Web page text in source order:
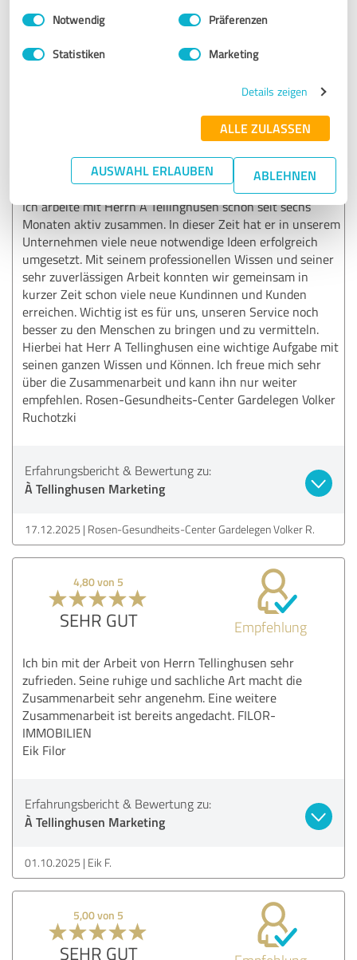
Impressum Datenschutzbestimmungen
Einwilligungsauswahl
Notwendig Präferenzen
Statistiken Marketing
Details zeigen
ALLE ZULASSEN
AUSWAHL ERLAUBEN ABLEHNEN
Erfahrungsbericht & Bewertung zu:
À Tellinghusen Marketing
SEHR GUT Empfehlung
Ich arbeite mit Herrn A Tellinghusen schon seit sechs
Monaten aktiv zusammen. In dieser Zeit hat er in unserem
Unternehmen viele neue notwendige Ideen erfolgreich
umgesetzt. Mit seinem professionellen Wissen und seiner
sehr zuverlässigen Arbeit konnten wir gemeinsam in
kurzer Zeit schon viele neue Kundinnen und Kunden
erreichen. Wichtig ist es für uns, unseren Service noch
besser zu den Menschen zu bringen und zu vermitteln.
Hierbei hat Herr A Tellinghusen eine wichtige Aufgabe mit
seinen ganzen Wissen und Können. Ich freue mich sehr
über die Zusammenarbeit und kann ihn nur weiter
empfehlen. Rosen-Gesundheits-Center Gardelegen Volker
Ruchotzki
Erfahrungsbericht & Bewertung zu:
À Tellinghusen Marketing
17.12.2025 Rosen-Gesundheits-Center Gardelegen Volker R.
4,80 von 5
SEHR GUT Empfehlung
Ich bin mit der Arbeit von Herrn Tellinghusen sehr
zufrieden. Seine ruhige und sachliche Art macht die
Zusammenarbeit sehr angenehm. Eine weitere
Zusammenarbeit ist bereits angedacht. FILOR-
IMMOBILIEN
Eik Filor
Erfahrungsbericht & Bewertung zu:
À Tellinghusen Marketing
01.10.2025 Eik F.
5,00 von 5
SEHR GUT